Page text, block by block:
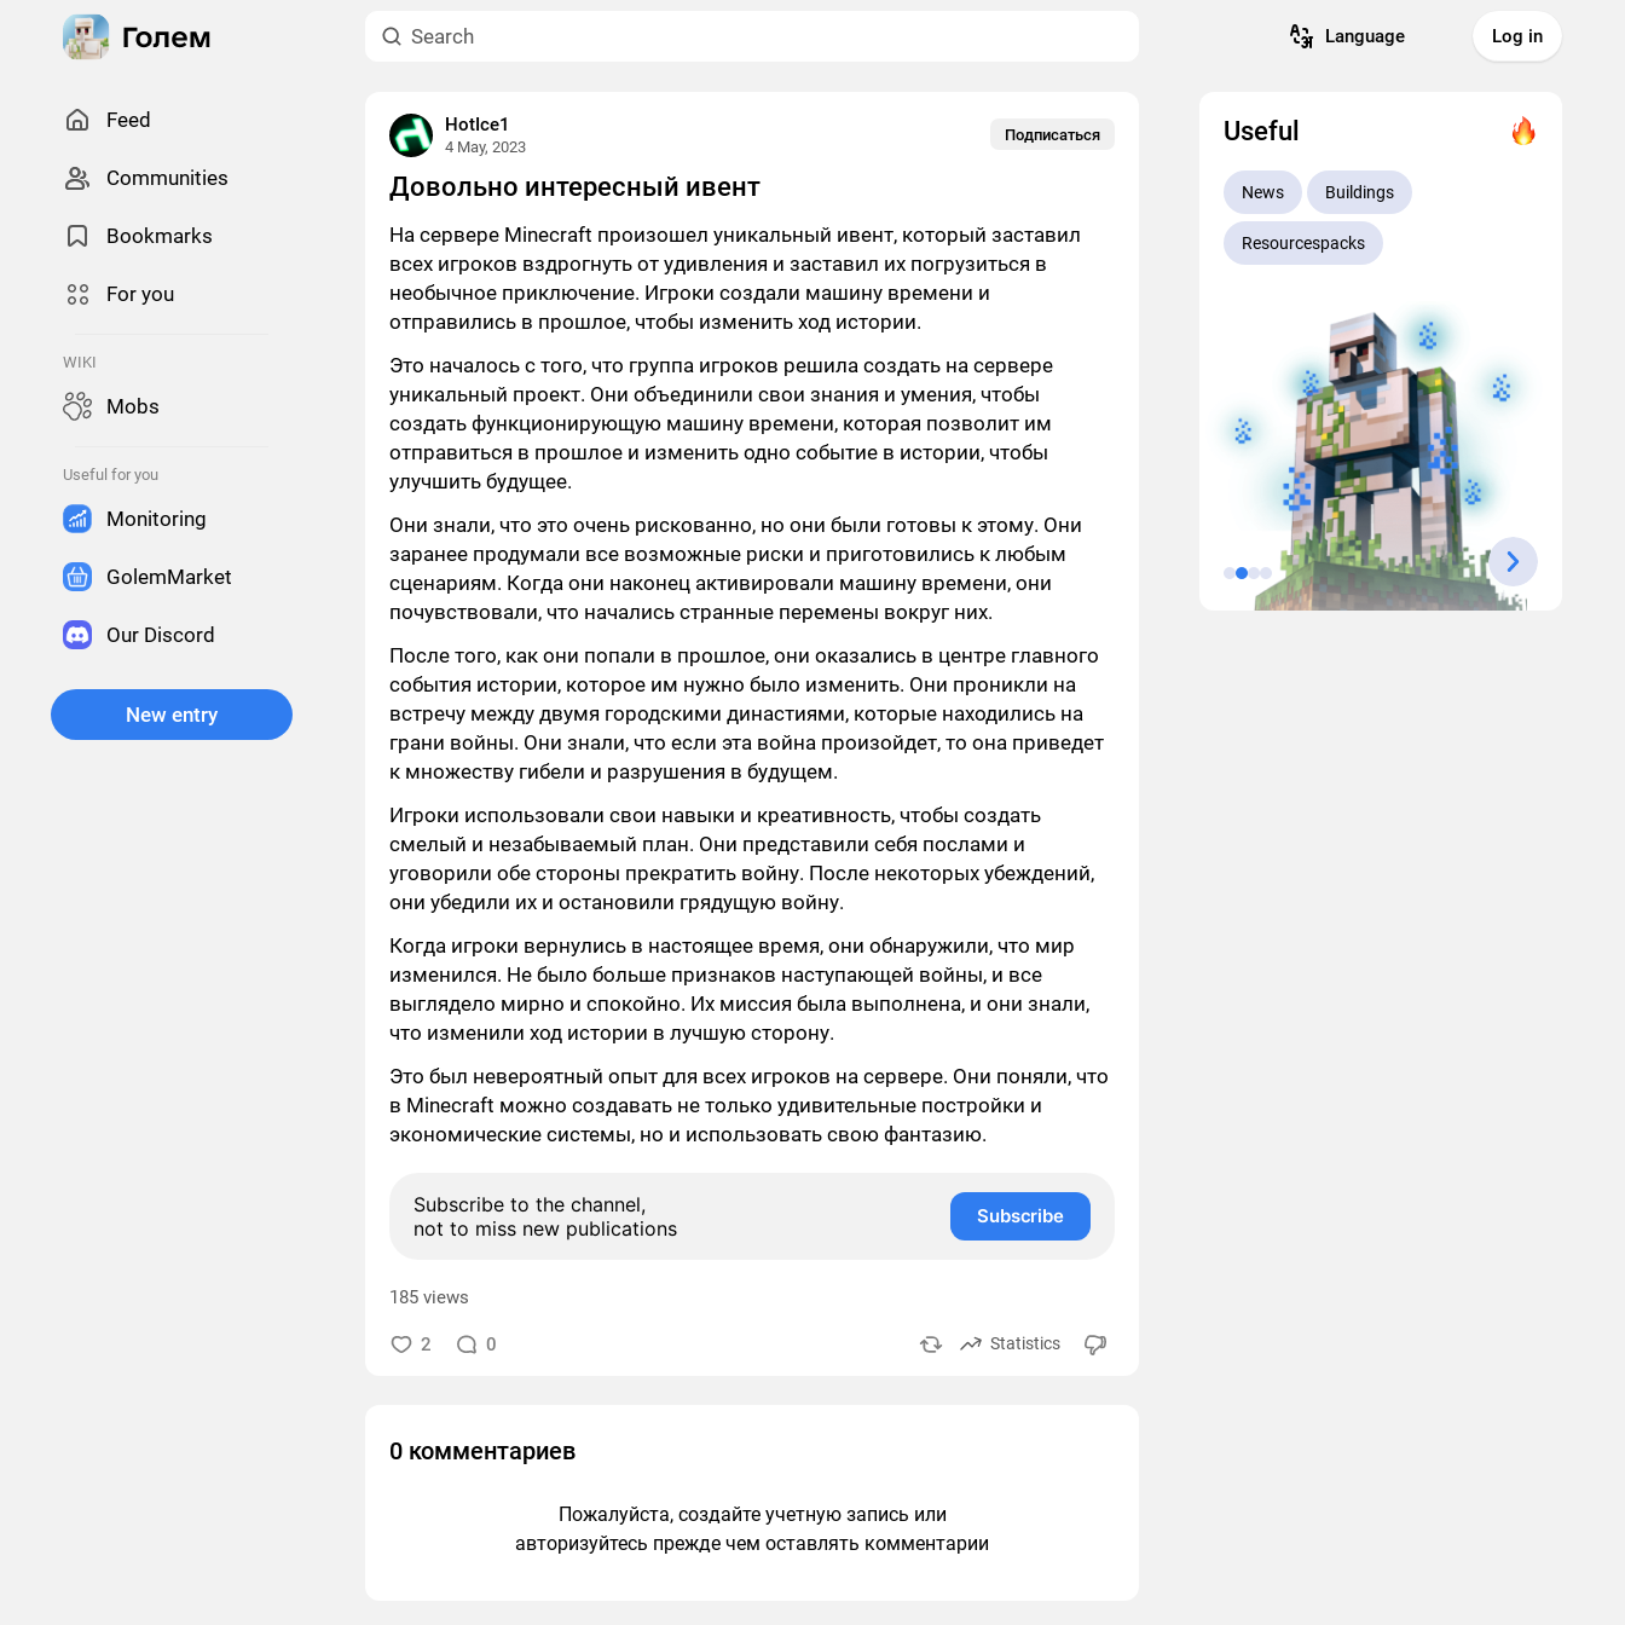
Language Log in
Feed
Сommunities
Bookmarks
For you
WIKI
Mobs
Useful for you
Monitoring
GolemMarket
Our Discord
New entry
HotIce1
4 May, 2023
Подписаться
Довольно интересный ивент
На сервере Minecraft произошел уникальный ивент, который заставил
всех игроков вздрогнуть от удивления и заставил их погрузиться в
необычное приключение. Игроки создали машину времени и
отправились в прошлое, чтобы изменить ход истории.
Это началось с того, что группа игроков решила создать на сервере
уникальный проект. Они объединили свои знания и умения, чтобы
создать функционирующую машину времени, которая позволит им
отправиться в прошлое и изменить одно событие в истории, чтобы
улучшить будущее.
Они знали, что это очень рискованно, но они были готовы к этому. Они
заранее продумали все возможные риски и приготовились к любым
сценариям. Когда они наконец активировали машину времени, они
почувствовали, что начались странные перемены вокруг них.
После того, как они попали в прошлое, они оказались в центре главного
события истории, которое им нужно было изменить. Они проникли на
встречу между двумя городскими династиями, которые находились на
грани войны. Они знали, что если эта война произойдет, то она приведет
к множеству гибели и разрушения в будущем.
Игроки использовали свои навыки и креативность, чтобы создать
смелый и незабываемый план. Они представили себя послами и
уговорили обе стороны прекратить войну. После некоторых убеждений,
они убедили их и остановили грядущую войну.
Когда игроки вернулись в настоящее время, они обнаружили, что мир
изменился. Не было больше признаков наступающей войны, и все
выглядело мирно и спокойно. Их миссия была выполнена, и они знали,
что изменили ход истории в лучшую сторону.
Это был невероятный опыт для всех игроков на сервере. Они поняли, что
в Minecraft можно создавать не только удивительные постройки и
экономические системы, но и использовать свою фантазию.
Subscribe to the channel,
not to miss new publications
Subscribe
185 views
2 0 Statistics
0 комментариев
Пожалуйста, создайте учетную запись или
авторизуйтесь прежде чем оставлять комментарии
Useful
News Buildings
Resourcespacks